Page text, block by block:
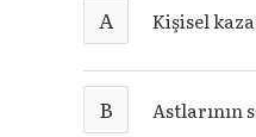
A Kişisel
B Astlarının